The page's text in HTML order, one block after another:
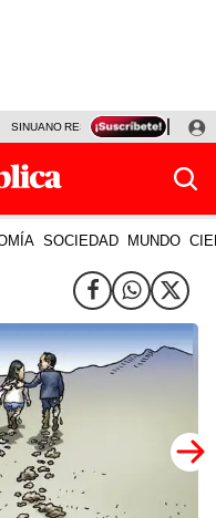
SINUANO RESULTADOS HOY
SOCIEDAD MUNDO